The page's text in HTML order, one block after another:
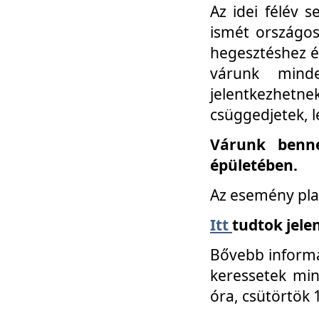
Az idei félév
ismét
hegesztéshez
várunk
csüggedjetek,
Várunk
épületében.
Az esemény
Itttudtok
Bővebb
keressetek
óra, csütörtök